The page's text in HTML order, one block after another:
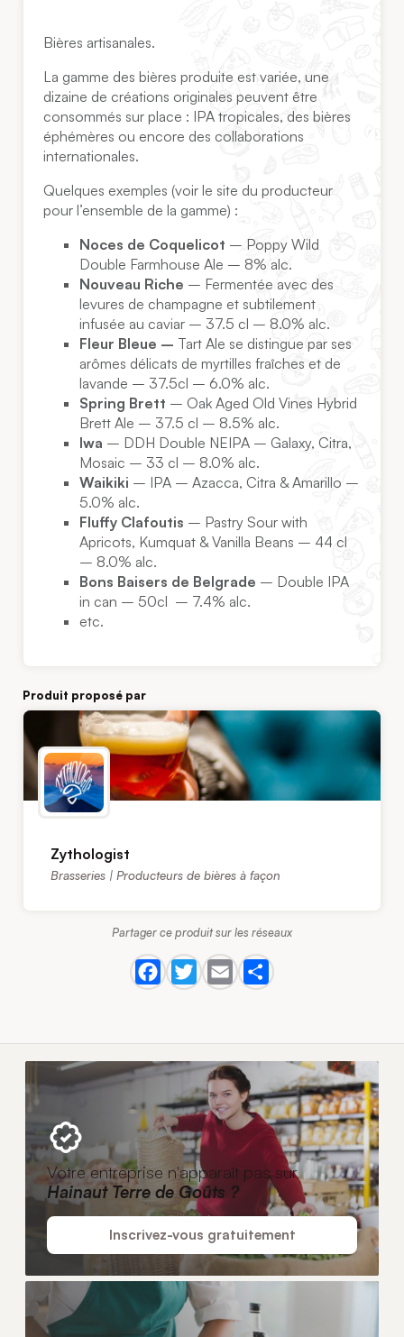
Bières artisanales.
La gamme des bières produite est variée, une
dizaine de créations originales peuvent être
consommés sur place : IPA tropicales, des bières
éphémères ou encore des collaborations
internationales.
Quelques exemples (voir le site du producteur
pour l’ensemble de la gamme) :
Noces de Coquelicot – Poppy Wild
Double Farmhouse Ale – 8% alc.
Nouveau Riche – Fermentée avec des
levures de champagne et subtilement
infusée au caviar – 37.5 cl – 8.0% alc.
Fleur Bleue – Tart Ale se distingue par ses
arômes délicats de myrtilles fraîches et de
lavande – 37.5cl – 6.0% alc.
Spring Brett – Oak Aged Old Vines Hybrid
Brett Ale – 37.5 cl – 8.5% alc.
Iwa – DDH Double NEIPA – Galaxy, Citra,
Mosaic – 33 cl – 8.0% alc.
Waikiki – IPA – Azacca, Citra & Amarillo –
5.0% alc.
Fluffy Clafoutis – Pastry Sour with
Apricots, Kumquat & Vanilla Beans – 44 cl
– 8.0% alc.
Bons Baisers de Belgrade – Double IPA
in can – 50cl – 7.4% alc.
etc.
Produit proposé par
Zythologist
Brasseries | Producteurs de bières à façon
Partager ce produit sur les réseaux
Votre entreprise n'apparaît pas sur
Hainaut Terre de Goûts ?
Inscrivez-vous gratuitement